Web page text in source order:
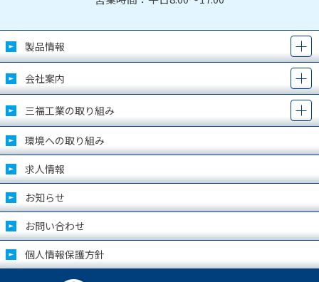
製品情報
会社案内
三福工業の取り組み
環境への取り組み
求人情報
お知らせ
お問い合わせ
個人情報保護方針